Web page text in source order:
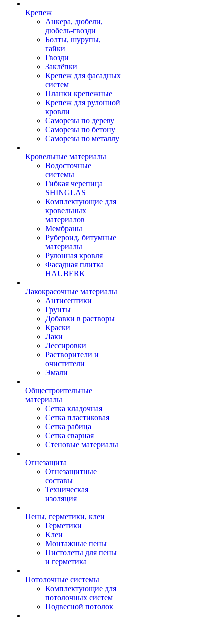
Крепеж
Анкера, дюбели,
дюбель-гвозди
Болты, шурупы,
гайки
Гвозди
Заклёпки
Крепеж для фасадных
систем
Планки крепежные
Крепеж для рулонной
кровли
Саморезы по дереву
Саморезы по бетону
Саморезы по металлу
Кровельные материалы
Водосточные
системы
Гибкая черепица
SHINGLAS
Комплектующие для
кровельных
материалов
Мембраны
Рубероид, битумные
материалы
Рулонная кровля
Фасадная плитка
HAUBERK
Лакокрасочные материалы
Антисептики
Грунты
Добавки в растворы
Краски
Лаки
Лессировки
Растворители и
очистители
Эмали
Общестроительные
материалы
Сетка кладочная
Сетка пластиковая
Сетка рабица
Сетка сварная
Стеновые материалы
Огнезащита
Огнезащитные
составы
Техническая
изоляция
Пены, герметики, клеи
Герметики
Клеи
Монтажные пены
Пистолеты для пены
и герметика
Потолочные системы
Комплектующие для
потолочных систем
Подвесной потолок